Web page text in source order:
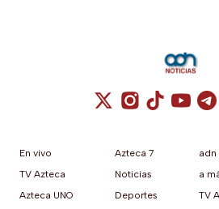
Cuenta de X /
Cuenta de
Cuenta
En vivo
TV Azteca
Azteca UNO
Azteca 7
Noticias
Deportes
adn
a
TV